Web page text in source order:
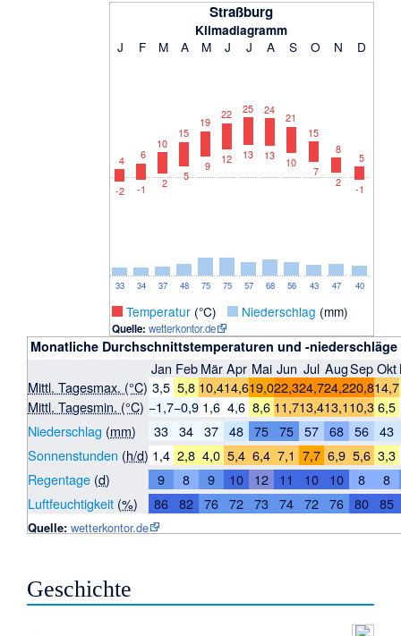
Straßburg
Klimadiagramm
J F M A M J J A S O N D
33
4
-2
34
6
-1
37
10
2
48
15
5
75
19
9
75
22
12
57
25
13
68
24
13
56
21
10
43
15
7
47
8
2
40
5
-1
_ Temperatur(°C) _ Niederschlag (mm)
Quelle: wetterkontor.de
Monatliche Durchschnittstemperaturen und -
Jan FebMärApr Mai Jun Jul AugSep Okt
Mittl. Tagesmax. (°C) 3,5 5,8 10,414,619,022,324,724,220,814,7
Mittl. Tagesmin. (°C) −1,7−0,9 1,6 4,6 8,6 11,713,413,110,3 6,5
Niederschlag (mm) 33 34 37 48 75 75 57 68 56 43
Sonnenstunden (h/d) 1,4 2,8 4,0 5,4 6,4 7,1 7,7 6,9 5,6 3,3
Regentage (d) 9 8 9 10 12 11 10 10 8
8
Luftfeuchtigkeit (%) 86 82 76 72 73 74 72 76 80 85
Quelle: wetterkontor.de
Geschichte